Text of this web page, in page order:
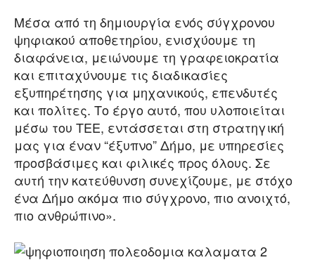
Μέσα από τη δημιουργία ενός σύγχρονου
ψηφιακού αποθετηρίου, ενισχύουμε τη
διαφάνεια, μειώνουμε τη γραφειοκρατία
και επιταχύνουμε τις διαδικασίες
εξυπηρέτησης για μηχανικούς, επενδυτές
και πολίτες. Το έργο αυτό, που υλοποιείται
μέσω του ΤΕΕ, εντάσσεται στη στρατηγική
μας για έναν “έξυπνο” Δήμο, με υπηρεσίες
προσβάσιμες και φιλικές προς όλους. Σε
αυτή την κατεύθυνση συνεχίζουμε, με στόχο
ένα Δήμο ακόμα πιο σύγχρονο, πιο ανοιχτό,
πιο ανθρώπινο».